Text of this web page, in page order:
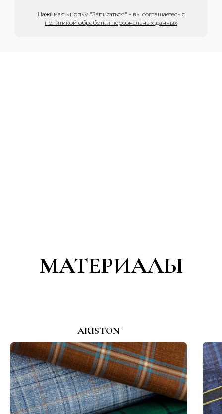
Нажимая кнопку "Записаться" - вы соглашаетесь с
политикой обработки персональных данных
МАТЕРИАЛЫ
ARISTON